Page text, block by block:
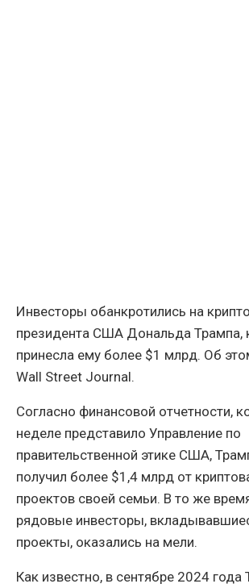
Инвесторы обанкротились на
президента США Дональда Трампа,
принесла ему более $1 млрд. Об
Wall Street Journal.
Согласно финансовой отчетности,
неделе представило Управление по
правительственной этике США,
получил более $1,4 млрд от
проектов своей семьи. В то же
рядовые инвесторы,
проекты, оказались на мели.
Как известно, в сентябре 2024 года